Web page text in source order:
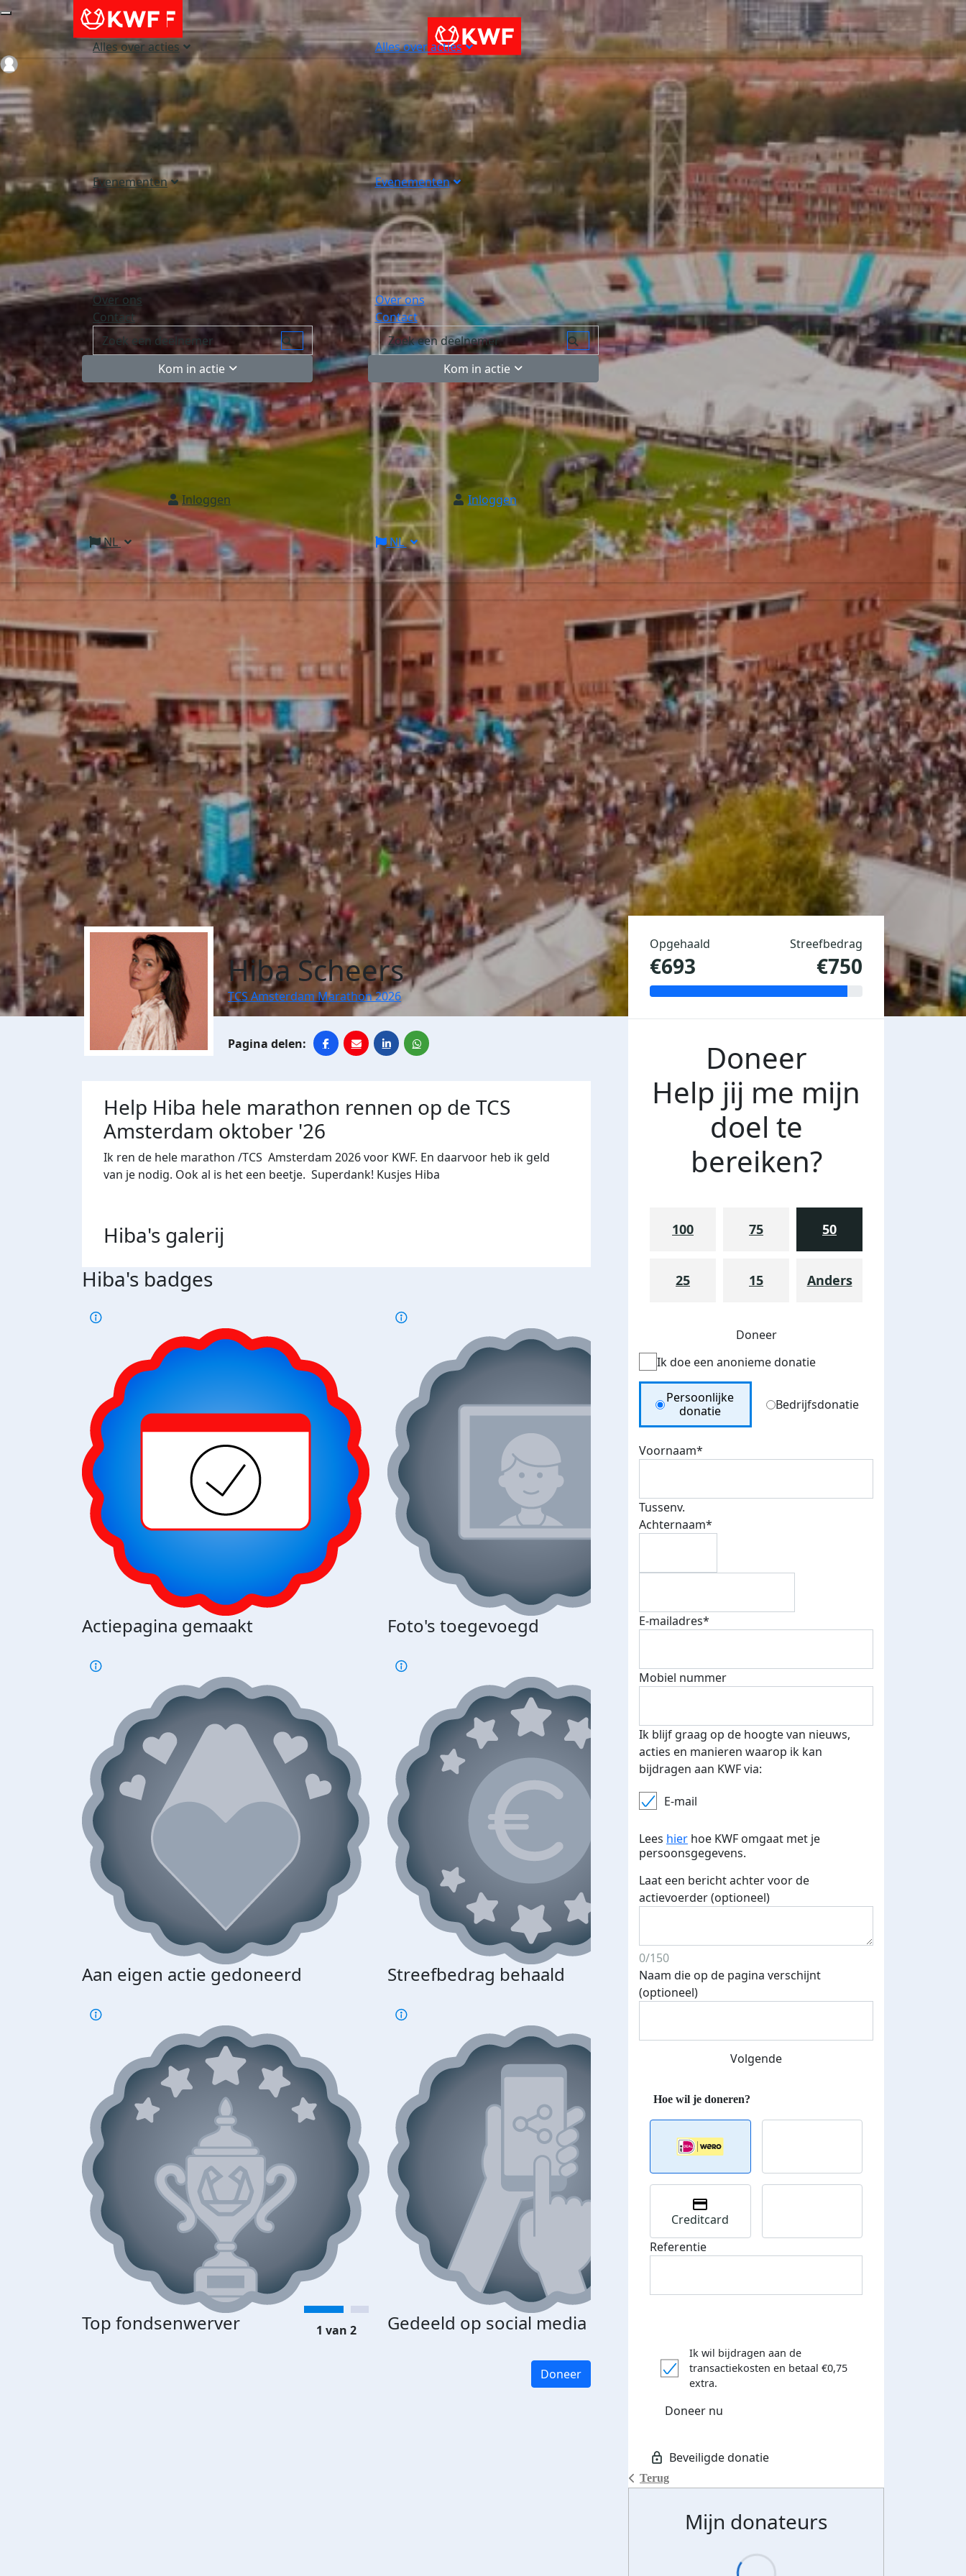
Alles over acties
Evenementen
Over ons
Contact
Kom in actie
Inloggen
NL
Alles over acties
Evenementen
Over ons
Contact
Kom in actie
Inloggen
NL
Login
Hiba Scheers
TCS Amsterdam Marathon 2026
Help Hiba hele marathon rennen op de TCS
Amsterdam oktober '26
Ik ren de hele marathon /TCS Amsterdam 2026 voor KWF. En daarvoor heb ik geld
van je nodig. Ook al is het een beetje. Superdank! Kusjes Hiba
Hiba's galerij
Hiba's badges
Actiepagina gemaakt Foto's toegevoegd E-mails verstuurd
Aan eigen actie gedoneerd Streefbedrag behaald Streefbedrag verhoogd
Top fondsenwerver Gedeeld op social media
€500 euro opgehaald: t-shirt
1 van 2
Doneer
Opgehaald
€693
Streefbedrag
€750
Doneer
Help jij me mijn
doel te
bereiken?
100 75 50
25 15 Anders
Doneer
Ik doe een anonieme donatie
Donation Type
Persoonlijke
donatie
Bedrijfsdonatie
Voornaam*
Tussenv.
Achternaam*
E-mailadres*
Mobiel nummer
Ik blijf graag op de hoogte van nieuws,
acties en manieren waarop ik kan
bijdragen aan KWF via:
E-mail
Lees hier hoe KWF omgaat met je
persoonsgegevens.
Laat een bericht achter voor de
actievoerder (optioneel)
0/150
Naam die op de pagina verschijnt
(optioneel)
Volgende
Terug
Creditcard
Referentie
Ik wil bijdragen aan de
transactiekosten en betaal €0,75
extra.
Doneer nu
Mijn donateurs